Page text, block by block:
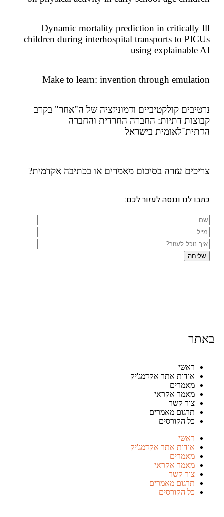
Dynamic mortality prediction in
children during interhospital transports to
using
Make to learn: invention through
קולקטיביים ודמוניזציה של ה"אחר" בקרב
דתיות: החברה החרדית והחברה
בישראל
עזרהבסיכום מאמרים או בכתיבה אקדמית?
לנו וננסה לעזור לכם:
אודות אתר אקדמג'יק
מאמרים
מאמר אקראי
צור קשר
תרגום מאמרים
כל הקורסים
אודות אתר אקדמג'יק
מאמרים
מאמר אקראי
צור קשר
תרגום מאמרים
כל הקורסים